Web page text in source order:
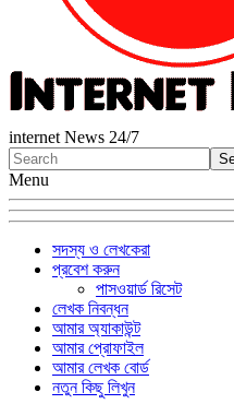
internet News 24/7
Menu
সদস্য ও লেখকেরা
প্রবেশ করুন
পাসওয়ার্ড রিসেট
লেখক নিবন্ধন
আমার অ্যাকাউন্ট
আমার প্রোফাইল
আমার লেখক বোর্ড
নতুন কিছু লিখুন